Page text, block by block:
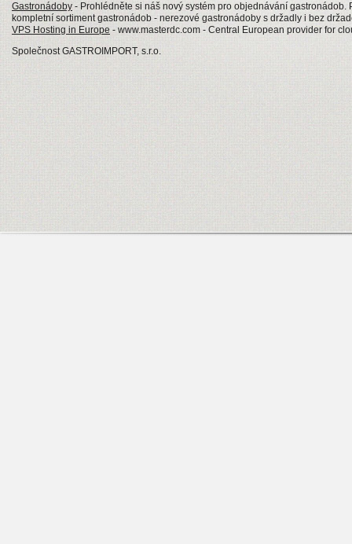
Gastronádoby - Prohlédněte si náš nový systém pro objednávání
kompletní sortiment gastronádob - nerezové gastronádoby s držadly i bez
VPS Hosting in Europe - www.masterdc.com - Central European provider for
Společnost GASTROIMPORT, s.r.o.